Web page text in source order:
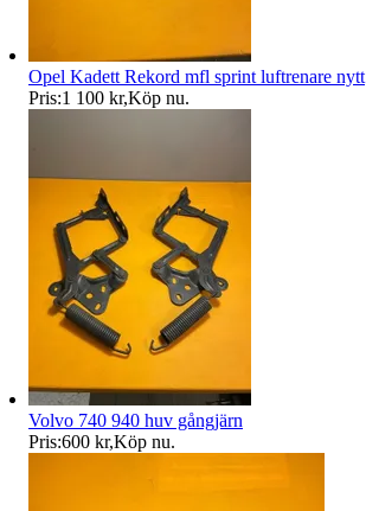
Opel Kadett Rekord mfl sprint luftrenare nytt
Pris:1 100 kr,Köp nu.
Volvo 740 940 huv gångjärn
Pris:600 kr,Köp nu.